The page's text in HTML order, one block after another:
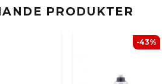
PRODUKTER
-43%